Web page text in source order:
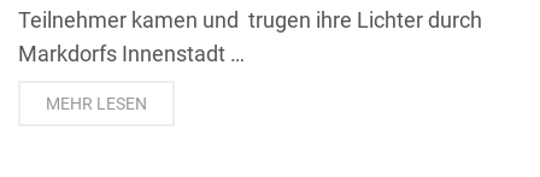
Teilnehmer kamen und trugen ihre Lichter durch
Markdorfs Innenstadt …
MEHR LESEN